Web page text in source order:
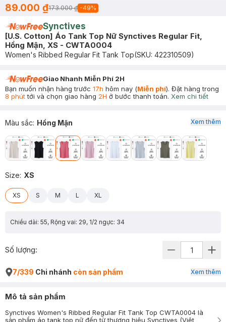
89.000 ₫173.000 ₫ -49%
Synctives
[U.S. Cotton] Áo Tank Top Nữ Synctives Regular Fit,
Hồng Mận, XS - CWTA0004
Women's Ribbed Regular Fit Tank Top(SKU: 422310509)
Giao Nhanh Miễn Phí 2H
Bạn muốn nhận hàng trước 17h hôm nay (Miễn phí). Đặt hàng trong
8 phúttới và chọn giao hàng 2H ở bước thanh toán. Xem chi tiết
Màu sắc: Hồng Mận
Size: XS
XS S M L XL
Chiều dài: 55, Rộng vai: 29, 1/2 ngực: 34
Xem thêm
Số lượng:
7/339 Chi nhánh còn sản phẩm Xem thêm
Mô tả sản phẩm
Synctives Women's Ribbed Regular Fit Tank Top CWTA0004 là
sản phẩm áo tank top nữ đến từ thương hiệu Synctives (Việt